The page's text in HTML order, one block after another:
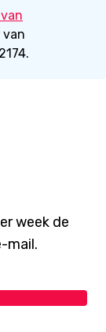
van
week de
mail.